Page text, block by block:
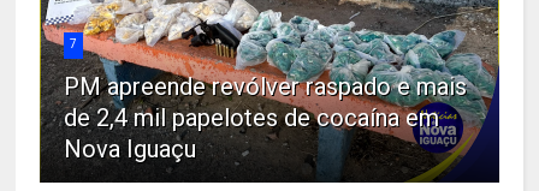
7
PM apreende revólver raspado e mais
de 2,4 mil papelotes de cocaína em
Nova Iguaçu